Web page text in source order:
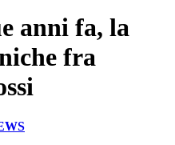
anni fa, la
fra